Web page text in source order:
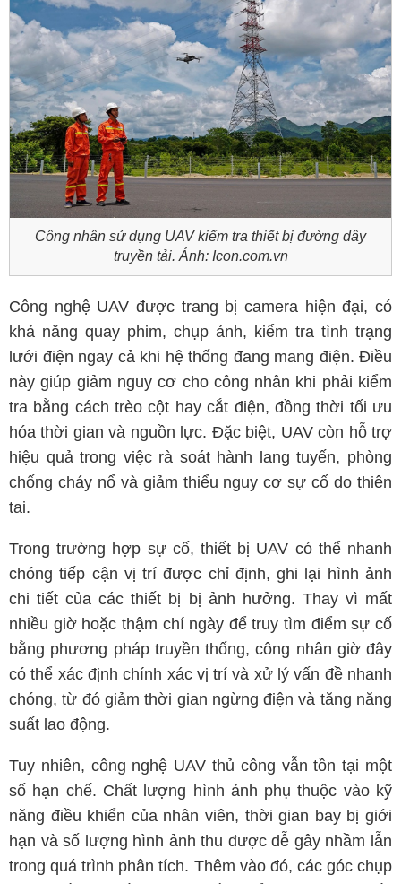
Công nhân sử dụng UAV kiểm tra thiết bị đường dây
truyền tải. Ảnh: Icon.com.vn
Công nghệ UAV được trang bị camera hiện đại, có
khả năng quay phim, chụp ảnh, kiểm tra tình trạng
lưới điện ngay cả khi hệ thống đang mang điện. Điều
này giúp giảm nguy cơ cho công nhân khi phải kiểm
tra bằng cách trèo cột hay cắt điện, đồng thời tối ưu
hóa thời gian và nguồn lực. Đặc biệt, UAV còn hỗ trợ
hiệu quả trong việc rà soát hành lang tuyến, phòng
chống cháy nổ và giảm thiểu nguy cơ sự cố do thiên
tai.
Trong trường hợp sự cố, thiết bị UAV có thể nhanh
chóng tiếp cận vị trí được chỉ định, ghi lại hình ảnh
chi tiết của các thiết bị bị ảnh hưởng. Thay vì mất
nhiều giờ hoặc thậm chí ngày để truy tìm điểm sự cố
bằng phương pháp truyền thống, công nhân giờ đây
có thể xác định chính xác vị trí và xử lý vấn đề nhanh
chóng, từ đó giảm thời gian ngừng điện và tăng năng
suất lao động.
Tuy nhiên, công nghệ UAV thủ công vẫn tồn tại một
số hạn chế. Chất lượng hình ảnh phụ thuộc vào kỹ
năng điều khiển của nhân viên, thời gian bay bị giới
hạn và số lượng hình ảnh thu được dễ gây nhầm lẫn
trong quá trình phân tích. Thêm vào đó, các góc chụp